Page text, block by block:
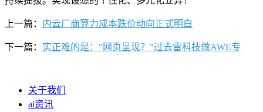
上一篇： 内云厂商算力成本跌价动向正式明白
下一篇： 实正难的是：“网页呈现？”过去雷科技做AWE专
关于我们
ai资讯